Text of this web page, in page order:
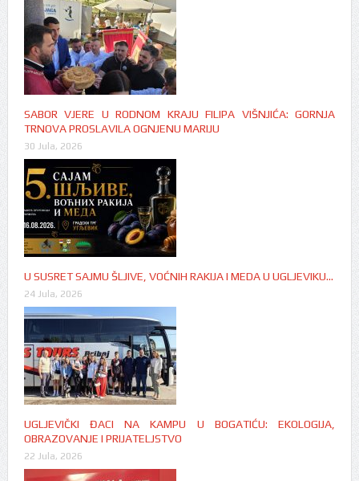
SABOR VJERE U RODNOM KRAJU FILIPA VIŠNJIĆA: GORNJA
TRNOVA PROSLAVILA OGNJENU MARIJU
30 Jula, 2026
U SUSRET SAJMU ŠLJIVE, VOĆNIH RAKIJA I MEDA U UGLJEVIKU…
24 Jula, 2026
UGLJEVIČKI ĐACI NA KAMPU U BOGATIĆU: EKOLOGIJA,
OBRAZOVANJE I PRIJATELJSTVO
22 Jula, 2026